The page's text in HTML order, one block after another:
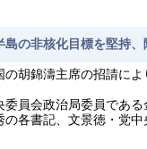
の非核化目標を堅持
胡錦濤主席の招請に
員会政治局委員であ
各書記、文景徳・党